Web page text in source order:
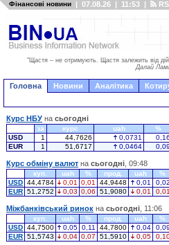
Фінансові новини | 07.08.26 | 11:53 |
"Щастя – не отримують. Щастя залежить від
Далай
Головна Новини Аналітика
Курс НБУ на сьогодні
за курс uah
%
USD
1 44,7626 0,0731
0,16
EUR
1 51,6717 0,0464 0,09
Курс обміну валют на сьогодні , 09:48
куп. uah % прод. uah
%
USD 44,4784 0,01 0,01 44,9448 0,01
0,02
EUR 51,2752 0,03 0,06 51,9080 0,01 0,01
Міжбанківський ринок на сьогодні , 11:06
куп. uah % прод. uah
%
USD 44,7500 0,05 0,11 44,7800 0,04
0,09
EUR 51,5743 0,04 0,07 51,5910 0,05